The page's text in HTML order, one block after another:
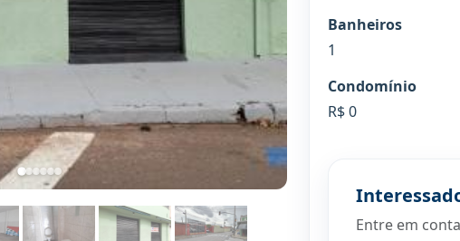
Banheiros
1
Condomínio
R$ 0
Entre em